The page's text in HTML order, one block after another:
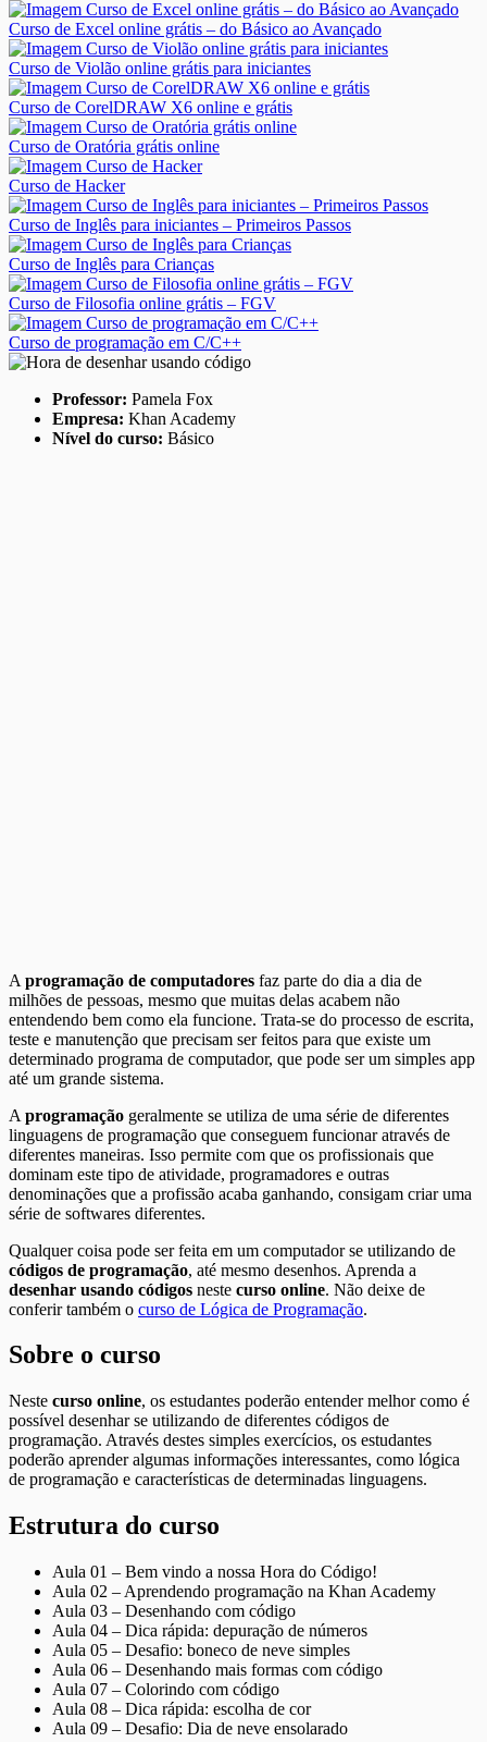
Curso de Excel online grátis – do Básico ao Avançado
Curso de Violão online grátis para iniciantes
Curso de CorelDRAW X6 online e grátis
Curso de Oratória grátis online
Curso de Hacker
Curso de Inglês para iniciantes – Primeiros Passos
Curso de Inglês para Crianças
Curso de Filosofia online grátis – FGV
Curso de programação em C/C++
Professor: Pamela Fox
Empresa: Khan Academy
Nível do curso: Básico
A programação de computadores faz parte do dia a dia de
milhões de pessoas, mesmo que muitas delas acabem não
entendendo bem como ela funcione. Trata-se do processo de escrita,
teste e manutenção que precisam ser feitos para que existe um
determinado programa de computador, que pode ser um simples app
até um grande sistema.
A programação geralmente se utiliza de uma série de diferentes
linguagens de programação que conseguem funcionar através de
diferentes maneiras. Isso permite com que os profissionais que
dominam este tipo de atividade, programadores e outras
denominações que a profissão acaba ganhando, consigam criar uma
série de softwares diferentes.
Qualquer coisa pode ser feita em um computador se utilizando de
códigos de programação, até mesmo desenhos. Aprenda a
desenhar usando códigos neste curso online. Não deixe de
conferir também o curso de Lógica de Programação.
Sobre o curso
Neste curso online, os estudantes poderão entender melhor como é
possível desenhar se utilizando de diferentes códigos de
programação. Através destes simples exercícios, os estudantes
poderão aprender algumas informações interessantes, como lógica
de programação e características de determinadas linguagens.
Estrutura do curso
Aula 01 – Bem vindo a nossa Hora do Código!
Aula 02 – Aprendendo programação na Khan Academy
Aula 03 – Desenhando com código
Aula 04 – Dica rápida: depuração de números
Aula 05 – Desafio: boneco de neve simples
Aula 06 – Desenhando mais formas com código
Aula 07 – Colorindo com código
Aula 08 – Dica rápida: escolha de cor
Aula 09 – Desafio: Dia de neve ensolarado